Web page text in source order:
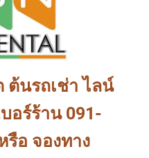
ต้นรถเช่า ไลน์
บอร์ร้าน 091-
รือ จองทาง